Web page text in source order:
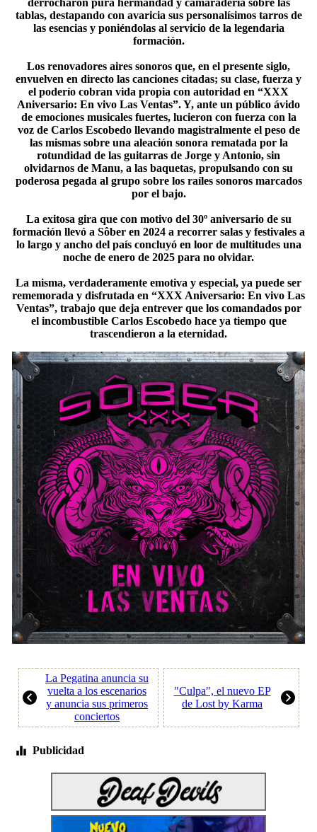
derrocharon pura hermandad y camaradería sobre las
tablas, destapando con avaricia sus personalísimos tarros de
las esencias y poniéndolas al servicio de la legendaria
formación.
Los renovadores aires sonoros que, en el presente siglo,
envuelven en directo las canciones citadas; su clase, fuerza y
el poderío cobran vida propia con autoridad en “XXX
Aniversario: En vivo Las Ventas”. Y, ante un público ávido
de emociones musicales fuertes, lucieron con fuerza con la
voz de Carlos Escobedo llevando magistralmente el peso de
las mismas sobre una aleación sonora rematada por la
rotundidad de las guitarras de Jorge y Antonio, sin
olvidarnos de Manu, a las baquetas, propulsando con su
poderosa pegada al grupo sobre los raíles sonoros marcados
por el bajo.
La exitosa gira que con motivo del 30º aniversario de su
formación llevó a Sôber en 2024 a recorrer salas y festivales a
lo largo y ancho del país concluyó en loor de multitudes una
noche de enero de 2025 para no olvidar.
La misma, verdaderamente emotiva y especial, ya puede ser
rememorada y disfrutada en “XXX Aniversario: En vivo Las
Ventas”, trabajo que deja entrever que los comandados por
el incombustible Carlos Escobedo hace ya tiempo que
trascendieron a la eternidad.
La Pegatina anuncia su
vuelta a los escenarios
y anuncia sus primeros
conciertos
"Culpa", el nuevo EP
de Lost by Karma
Publicidad